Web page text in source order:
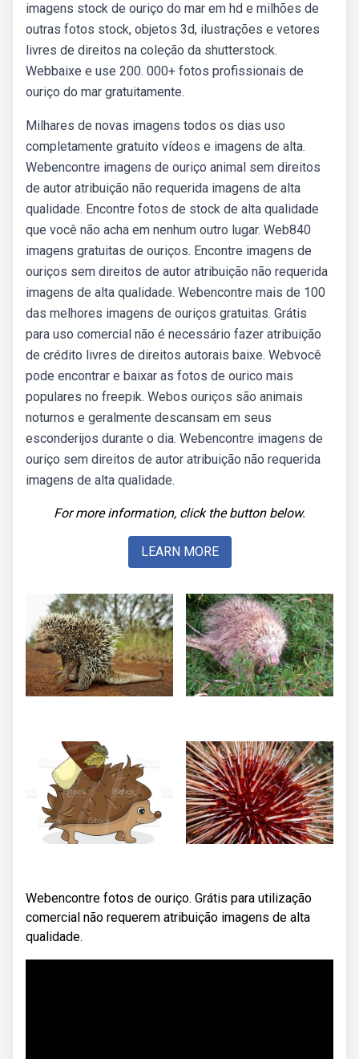
imagens stock de ouriço do mar em hd e milhões de
outras fotos stock, objetos 3d, ilustrações e vetores
livres de direitos na coleção da shutterstock.
Webbaixe e use 200. 000+ fotos profissionais de
ouriço do mar gratuitamente.
Milhares de novas imagens todos os dias uso
completamente gratuito vídeos e imagens de alta.
Webencontre imagens de ouriço animal sem direitos
de autor atribuição não requerida imagens de alta
qualidade. Encontre fotos de stock de alta qualidade
que você não acha em nenhum outro lugar. Web840
imagens gratuitas de ouriços. Encontre imagens de
ouriços sem direitos de autor atribuição não requerida
imagens de alta qualidade. Webencontre mais de 100
das melhores imagens de ouriços gratuitas. Grátis
para uso comercial não é necessário fazer atribuição
de crédito livres de direitos autorais baixe. Webvocê
pode encontrar e baixar as fotos de ourico mais
populares no freepik. Webos ouriços são animais
noturnos e geralmente descansam em seus
esconderijos durante o dia. Webencontre imagens de
ouriço sem direitos de autor atribuição não requerida
imagens de alta qualidade.
For more information, click the button below.
LEARN MORE
Webencontre fotos de ouriço. Grátis para utilização
comercial não requerem atribuição imagens de alta
qualidade.